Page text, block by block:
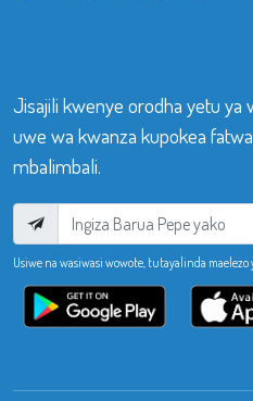
Jisajili kwenye orodha yetu ya
uwe wa kwanza kupokea
mbalimbali.
Usiwe na wasiwasi wowote, tutayalinda